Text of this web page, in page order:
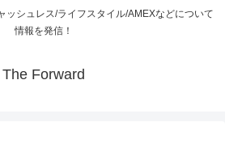
ッシュレス/ライフスタイル/AMEXなどについて
情報を発信！
The Forward